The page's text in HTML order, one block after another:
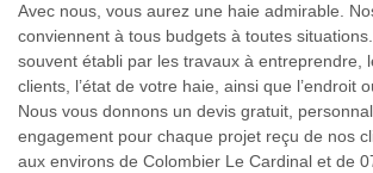
Avec nous, vous aurez une haie admirable.
conviennent à tous budgets à toutes
souvent établi par les travaux à entreprendre,
clients, l’état de votre haie, ainsi que l’endroit
Nous vous donnons un devis gratuit,
engagement pour chaque projet reçu de nos
aux environs de Colombier Le Cardinal et de